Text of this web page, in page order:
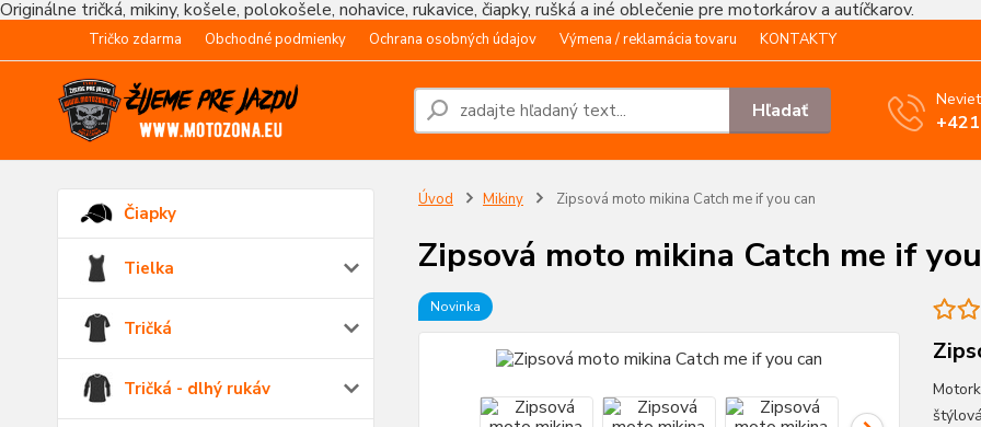
Originálne tričká, mikiny, košele, polokošele, nohavice, rukavice, čiapky, rušká a iné oblečenie pre motorkárov a autíčkarov.
Tričko zdarma Obchodné podmienky Ochrana osobných údajov Výmena / reklamácia tovaru KONTAKTY
Hľadať
Čiapky
Tielka
Tričká
Tričká - dlhý rukáv
Úvod Mikiny Zipsová moto mikina Catch me if you can
Zipsová moto mikina Catch me if
Novinka